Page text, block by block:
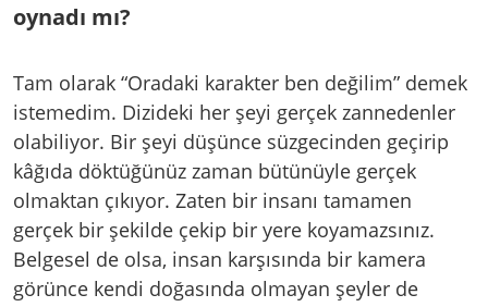
oynadı mı?
Tam olarak “Oradaki karakter ben değilim” demek
istemedim. Dizideki her şeyi gerçek zannedenler
olabiliyor. Bir şeyi düşünce süzgecinden geçirip
kâğıda döktüğünüz zaman bütünüyle gerçek
olmaktan çıkıyor. Zaten bir insanı tamamen
gerçek bir şekilde çekip bir yere koyamazsınız.
Belgesel de olsa, insan karşısında bir kamera
görünce kendi doğasında olmayan şeyler de